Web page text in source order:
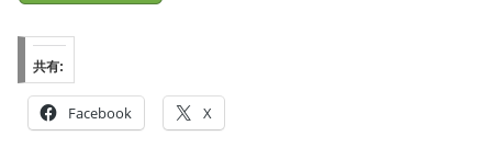
共有:
Facebook X